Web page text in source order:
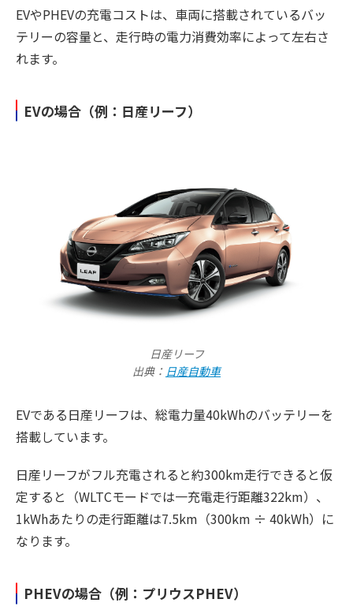
EVやPHEVの充電コストは、車両に搭載されているバッ
テリーの容量と、走行時の電力消費効率によって左右さ
れます。
EVの場合（例：日産リーフ）
日産リーフ
出典： 日産自動車
EVである日産リーフは、総電力量40kWhのバッテリーを
搭載しています。
日産リーフがフル充電されると約300km走行できると仮
定すると（WLTCモードでは一充電走行距離322km）、
1kWhあたりの走行距離は7.5km（300km ÷ 40kWh）に
なります。
PHEVの場合（例：プリウスPHEV）